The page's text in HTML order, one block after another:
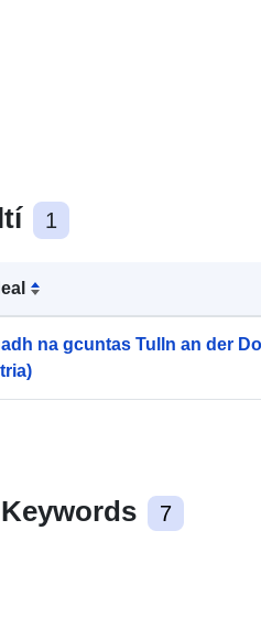
1
na gcuntas Tulln an der
Keywords 7